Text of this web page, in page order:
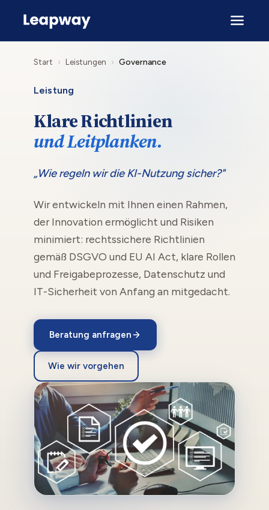
Start › Leistungen › Governance
Leistung
Klare Richtlinien
und Leitplanken.
„Wie regeln wir die KI-Nutzung sicher?"
Wir entwickeln mit Ihnen einen Rahmen,
der Innovation ermöglicht und Risiken
minimiert: rechtssichere Richtlinien
gemäß DSGVO und EU AI Act, klare Rollen
und Freigabeprozesse, Datenschutz und
IT-Sicherheit von Anfang an mitgedacht.
Beratung anfragen
Wie wir vorgehen